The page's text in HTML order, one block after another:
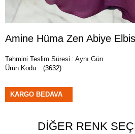
Amine Hüma Zen Abiye
Tahmini Teslim Süresi : Aynı Gün
(3632)
KARGO BEDAVA
DIĞER RENK